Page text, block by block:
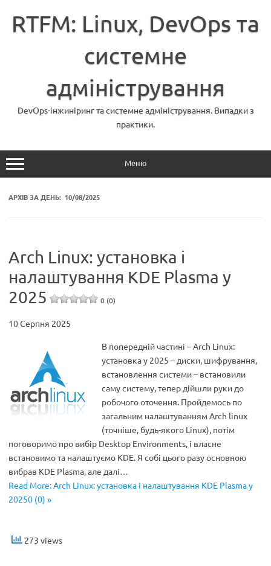
вмістуRTFM: Linux, DevOps та
системне
адміністрування
DevOps-інжиніринг та системне адміністрування. Випадки з
практики.
Меню
АРХІВ ЗА ДЕНЬ: 10/08/2025
Arch Linux: установка і
налаштування KDE Plasma у
2025
0 (0)
10 Серпня 2025
В попередній частині – Arch Linux:
установка у 2025 – диски, шифрування,
встановлення системи – встановили
саму систему, тепер дійшли руки до
робочого оточення. Пройдемось по
загальним налаштуванням Arch linux
(точніше, будь-якого Linux), потім
поговоримо про вибір Desktop Environments, і власне
встановимо та налаштуємо KDE. Я собі цього разу основною
вибрав KDE Plasma, але далі…
Read More: Arch Linux: установка і налаштування KDE Plasma у
20250 (0) »
273 views